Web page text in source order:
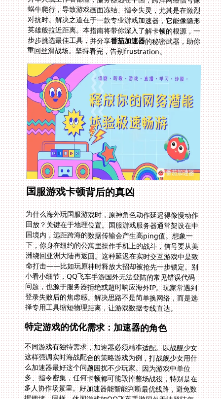
步步挑选最佳工具，并分享番茄加速器的秘密武器，助你
重回丝滑战场。坚持看完，告别frustration。
国服游戏卡顿背后的真凶
为什么海外玩国服游戏时，原神角色动作延迟得像慢动作
回放？关键在于地理位置。国服游戏服务器通常架设在中
国境内，远距跨海的数据传输会产生高ping值。想象一
下，你身在纽约的公寓里操作手机上的战斗，信号要从美
洲绕回亚洲大陆再返回。这种延迟在实时交互游戏中是致
命打击——比如玩原神时释放大招却被抢先一步锁定。别
小看小细节，QQ飞车手游国外无法登陆的常见错误代码
问题，也源于服务器拒绝或超时响应海外IP。玩家常遇到
登录失败后的焦虑感。解决思路不是简单换网络，而是选
择专用工具缩短物理距离，让游戏数据专线直达。
特定游戏的优化需求：加速器的角色
不同游戏有独特需求，加速器必须精准适配。以战舰少女
这样强调实时海战配合的策略游戏为例，打战舰少女用什
么加速器最好这个问题困扰不少玩家。因为游戏中单位
多、指令密集，任何卡顿都可能毁掉整场战役，特别是在
多人协作场景里。好加速器能智能判断最优线路，避免数
据拥堵。同样，休闲游戏如QQ飞车手游国外无法登陆怎
么办？当你在地铁上打开它却弹出“连接超时”，别慌，通
常是路由问题；加速器可以模拟本地IP绕过封锁。参考像
《昔日女校霸来我的按摩店了》这类互动模拟游戏，开发
团队如 Warumiyo 在最新续篇里强调沉浸体验依赖流畅
反应。海外玩家如果面对420种表情变化时卡住，岂不是
浪费开发苦心？游戏体验要求实时性，没有稳定连接，再